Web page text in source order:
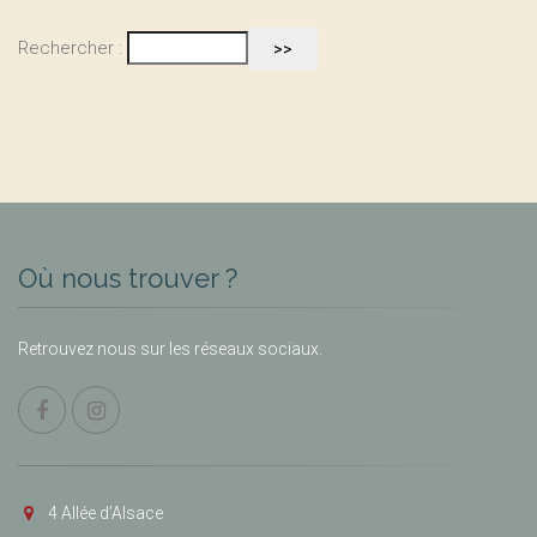
Rechercher :
Où nous trouver ?
Retrouvez nous sur les réseaux sociaux.
4 Allée d’Alsace